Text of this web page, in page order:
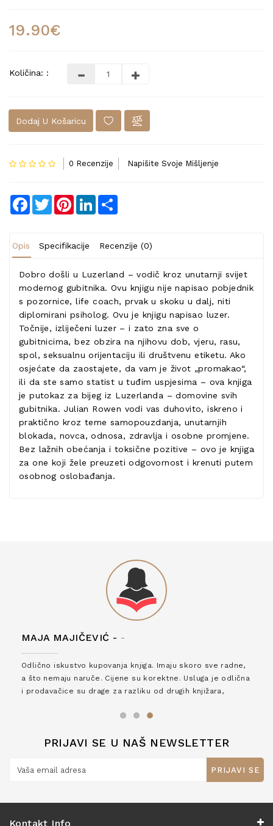
19.90€
Količina: :
Dodaj U Košaricu
0 Recenzije Napišite Svoje Mišljenje
Facebook
TwitterPinterestLinkedIn
Opis Specifikacije Recenzije (0)
Dobro došli u Luzerland – vodič kroz unutarnji svijet
modernog gubitnika. Ovu knjigu nije napisao pobjednik
s pozornice, life coach, prvak u skoku u dalj, niti
diplomirani psiholog. Ovu je knjigu napisao luzer.
Točnije, izliječeni luzer – i zato zna sve o
gubitnicima, bez obzira na njihovu dob, vjeru, rasu,
spol, seksualnu orijentaciju ili društvenu etiketu. Ako
osjećate da zaostajete, da vam je život „promakao“,
ili da ste samo statist u tuđim uspjesima – ova knjiga
je putokaz za bijeg iz Luzerlanda – domovine svih
gubitnika. Julian Rowen vodi vas duhovito, iskreno i
praktično kroz teme samopouzdanja, unutarnjih
blokada, novca, odnosa, zdravlja i osobne promjene.
Bez lažnih obećanja i toksične pozitive – ovo je knjiga
za one koji žele preuzeti odgovornost i krenuti putem
osobnog oslobađanja.
MAJA MAJIČEVIĆ - -
Odlično iskustvo kupovanja knjiga. Imaju skoro sve radne,
a što nemaju naruče. Cijene su korektne. Usluga je odlična
i prodavačice su drage za razliku od drugih knjižara,
PRIJAVI SE U NAŠ NEWSLETTER
PRIJAVI SE
Kontakt Info